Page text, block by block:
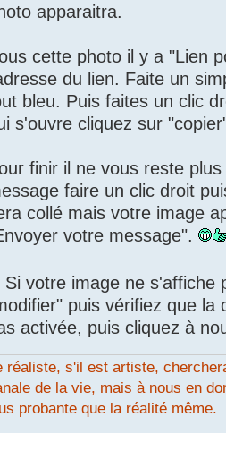
apparaitra.
cette photo il y a "Lien
du lien. Faite un
bleu. Puis faites un clic
s'ouvre cliquez sur
finir il ne vous reste
faire un clic droit
collé mais votre image
votre message".
Si votre image ne s'affiche
puis vérifiez que la
activée, puis cliquez à
réaliste, s'il est artiste,
de la vie, mais à nous en
probante que la réalité même.